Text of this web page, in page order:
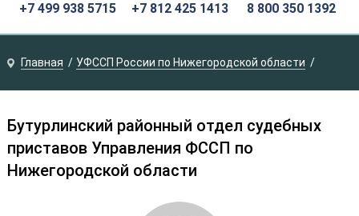
+7 499 938 5715 +7 812 425 1413 8 800 350 1392
Главная УФССП России по Нижегородской области
Бутурлинский районный отдел судебных
приставов Управления ФССП по
Нижегородской области